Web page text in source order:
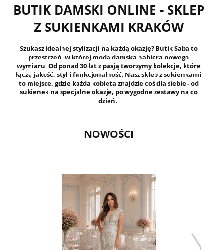
BUTIK DAMSKI ONLINE - SKLEP
Z SUKIENKAMI KRAKÓW
Szukasz idealnej stylizacji na każdą okazję? Butik Saba to
przestrzeń, w której moda damska nabiera nowego
wymiaru. Od ponad 30 lat z pasją tworzymy kolekcje, które
łączą jakość, styl i funkcjonalność. Nasz sklep z sukienkami
to miejsce, gdzie każda kobieta znajdzie coś dla siebie - od
sukienek na specjalne okazje, po wygodne zestawy na co
dzień.
NOWOŚCI